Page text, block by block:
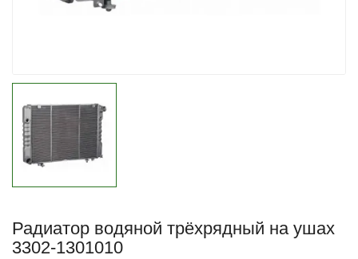
Радиатор водяной трёхрядный на ушах
3302-1301010